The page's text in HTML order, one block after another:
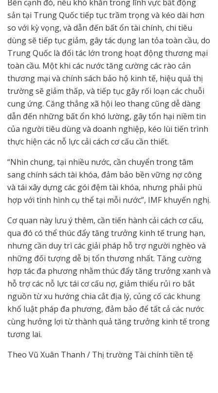
Bên cạnh đó, nếu khó khăn trong lĩnh vực bất động
sản tại Trung Quốc tiếp tục trầm trọng và kéo dài hơn
so với kỳ vọng, và dẫn đến bất ổn tài chính, chi tiêu
dùng sẽ tiếp tục giảm, gây tác dụng lan tỏa toàn cầu, do
Trung Quốc là đối tác lớn trong hoạt động thương mại
toàn cầu. Một khi các nước tăng cường các rào cản
thương mại và chính sách bảo hộ kinh tế, hiệu quả thị
trường sẽ giảm thấp, và tiếp tục gây rối loạn các chuỗi
cung ứng. Căng thẳng xã hội leo thang cũng dễ dàng
dẫn đến những bất ổn khó lường, gây tổn hại niềm tin
của người tiêu dùng và doanh nghiệp, kéo lùi tiến trình
thực hiện các nỗ lực cải cách cơ cấu cần thiết.
“Nhìn chung, tại nhiều nước, cần chuyển trong tâm
sang chính sách tài khóa, đảm bảo bền vững nợ công
và tái xây dựng các gói đệm tài khóa, nhưng phải phù
hợp với tình hình cụ thể tại mỗi nước”, IMF khuyến nghị.
Cơ quan này lưu ý thêm, cần tiến hành cải cách cơ cấu,
qua đó có thể thúc đẩy tăng trưởng kinh tế trung hạn,
nhưng cần duy trì các giải pháp hỗ trợ người nghèo và
những đối tượng dễ bị tổn thương nhất. Tăng cường
hợp tác đa phương nhằm thúc đẩy tăng trưởng xanh và
hỗ trợ các nỗ lực tái cơ cấu nợ, giảm thiểu rủi ro bắt
nguồn từ xu hướng chia cắt địa lý, củng cố các khung
khổ luật pháp đa phương, đảm bảo để tất cả các nước
cùng hưởng lợi từ thành quả tăng trưởng kinh tế trong
tương lai.
Theo Vũ Xuân Thanh / Thị trường Tài chính tiền tệ